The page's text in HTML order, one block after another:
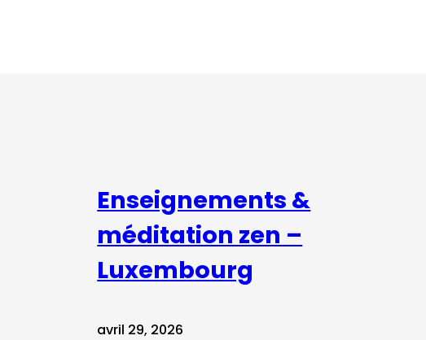
Enseignements &
méditation zen –
Luxembourg
avril 29, 2026